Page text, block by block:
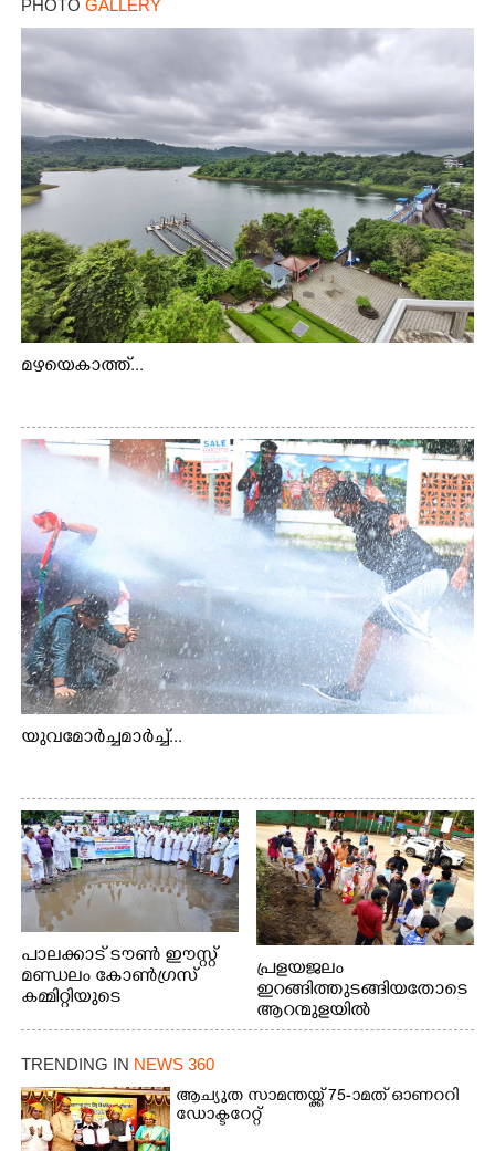
PHOTO GALLERY
മഴയെകാത്ത്...
യുവമോർച്ചമാർച്ച്...
പാലക്കാട് ടൗൺ ഈസ്റ്റ്
മണ്ഡലം കോൺഗ്രസ്
കമ്മിറ്റിയുടെ
പ്രളയജലം
ഇറങ്ങിത്തുടങ്ങിയതോടെ
ആറന്മുളയിൽ
ഗ്രാമപഞ്ചായത്ത്
രാഷ്ട്രീയപ്രവത്തകരും
അടങ്ങുന്ന സംഘം
TRENDING IN NEWS 360
ആച്യുത സാമന്തയ്ക്ക് 75-ാമത് ഓണററി
ഡോക്ടറേറ്റ്